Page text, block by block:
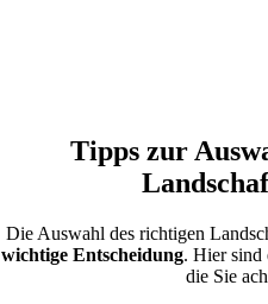
Tipps zur
Die Auswahl des richtigen
wichtige Entscheidung. Hier sind
die Sie